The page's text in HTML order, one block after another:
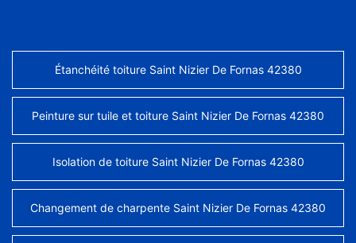
Étanchéité toiture Saint Nizier De Fornas 42380
Peinture sur tuile et toiture Saint Nizier De Fornas 42380
Isolation de toiture Saint Nizier De Fornas 42380
Changement de charpente Saint Nizier De Fornas 42380